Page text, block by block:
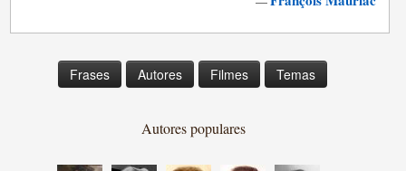
Frases Autores Filmes Temas
Autores populares